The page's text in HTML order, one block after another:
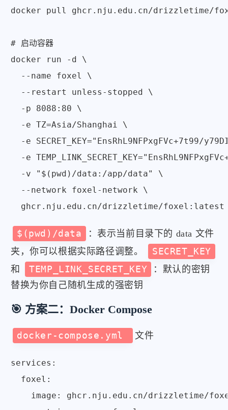
docker pull ghcr.nju.edu.cn/drizzletime/
# 启动容器
docker run -d \
  --name foxel \
  --restart unless-stopped \
  -p 8088:80 \
  -e TZ=Asia/Shanghai \
-e SECRET_KEY="EnsRhL9NFPxgFVc+7t99/
-e
  -v "$(pwd)/data:/app/data" \
  --network foxel-network \
$(pwd)/data
：表示当前目录下的 data 文件
夹，你可以根据实际路径调整。
SECRET_KEY
和
TEMP_LINK_SECRET_KEY
：默认的密钥
替换为你自己随机生成的强密钥
🎯 方案二：Docker Compose
docker-compose.yml 文件
services:
  foxel:
image: ghcr.nju.edu.cn/drizzletime/